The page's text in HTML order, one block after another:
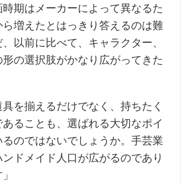
時期はメーカーによって異なるた
増えたとはっきり答えるのは難
以前に比べて、キャラクター、
の選択肢がかなり広がってきた
を揃えるだけでなく、持ちたく
ることも、選ばれる大切なポイ
のではないでしょうか。手芸業
ドメイド人口が広がるのであり